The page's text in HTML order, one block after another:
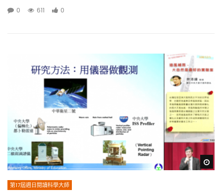
0 611 0
第17屆週日閱讀科學大師